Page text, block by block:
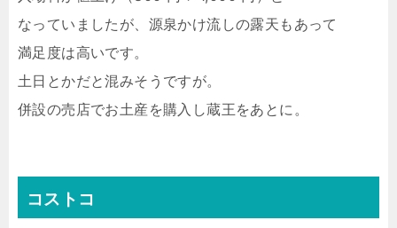
なっていましたが、源泉かけ流しの露天もあって
満足度は高いです。
土日とかだと混みそうですが。
併設の売店でお土産を購入し蔵王をあとに。
コストコ